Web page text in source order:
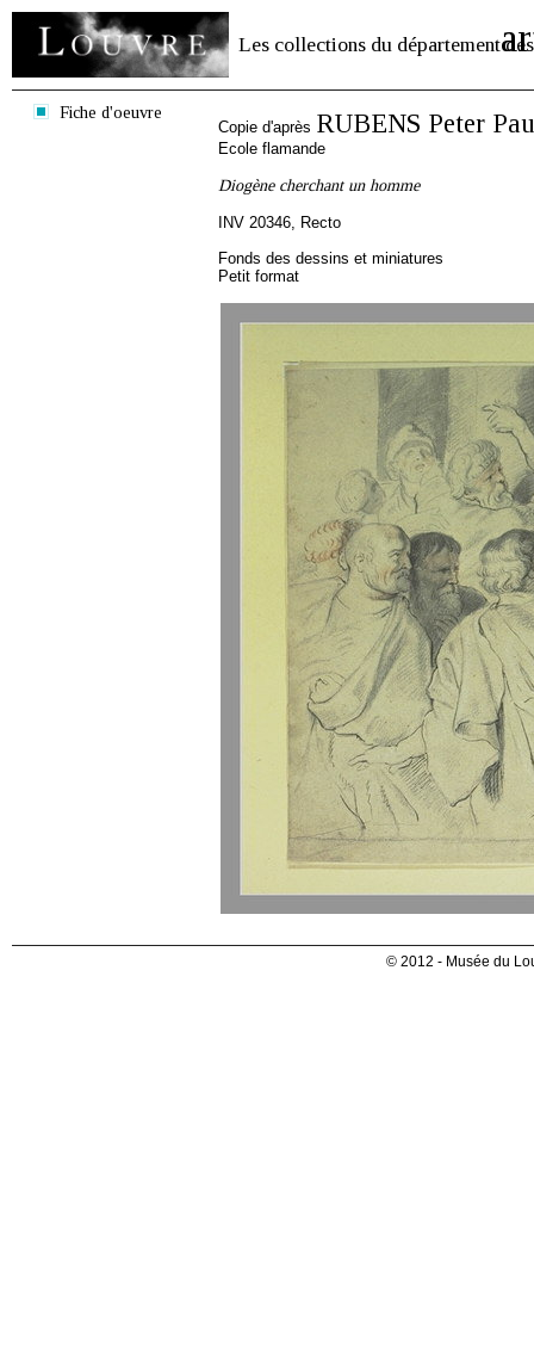
Les collections du département des
Fiche d'oeuvre
Copie d'après RUBENS Peter
Ecole flamande
Diogène cherchant un homme
INV 20346, Recto
Fonds des dessins et miniatures
Petit format
© 2012 - Musée du